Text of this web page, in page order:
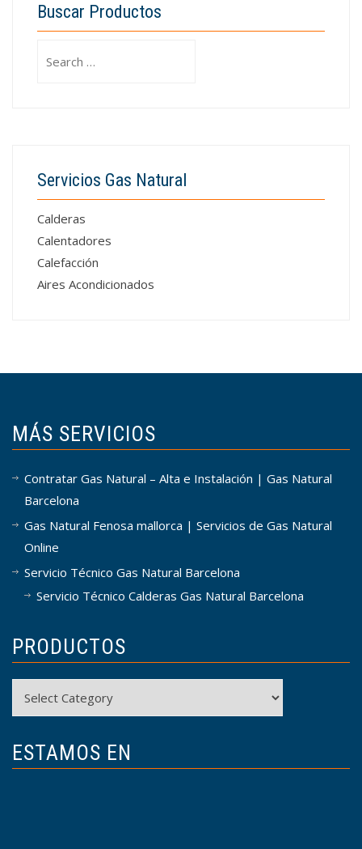
Buscar Productos
for:
Servicios Gas Natural
Calderas
Calentadores
Calefacción
Aires Acondicionados
MÁS SERVICIOS
Contratar Gas Natural – Alta e Instalación | Gas Natural
Barcelona
Gas Natural Fenosa mallorca | Servicios de Gas Natural
Online
Servicio Técnico Gas Natural Barcelona
Servicio Técnico Calderas Gas Natural Barcelona
PRODUCTOS
ESTAMOS EN